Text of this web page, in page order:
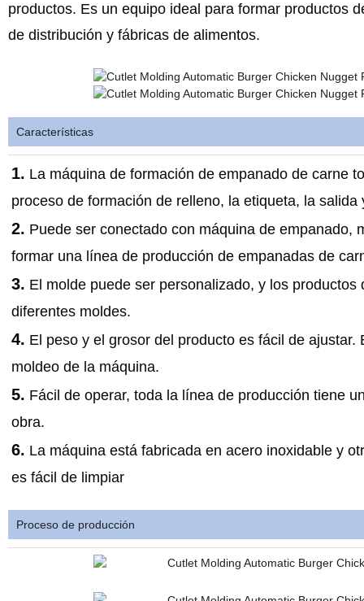
productos. Es un equipo ideal para formar productos
de distribución y fábricas de alimentos.
Características
1. La máquina de formación de empanado de carne
proceso de formación de relleno, la etiqueta, la salida
2. Puede ser conectado con máquina de empanado,
formar una línea de producción de empanadas de
3. El molde puede ser personalizado, y los
diferentes moldes.
4. El peso y el grosor del producto es fácil de
moldeo de la máquina.
5. Fácil de operar, toda la línea de producción tiene
obra.
6. La máquina está fabricada en acero inoxidable y
es fácil de limpiar
Proceso de producción